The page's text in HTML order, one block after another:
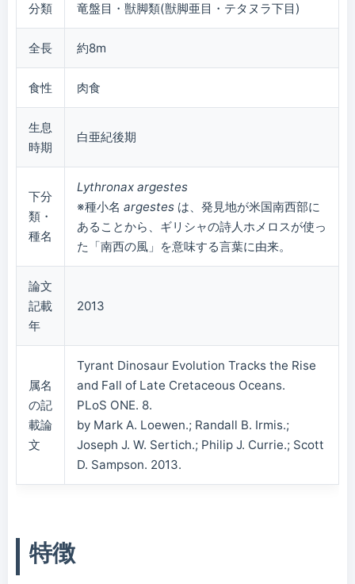
分類 竜盤目・獣脚類(獣脚亜目・テタヌラ下目)
全長 約8m
食性 肉食
生息
時期
白亜紀後期
下分
類・
種名
Lythronax argestes
※種小名 argestes は、発見地が米国南西部に
あることから、ギリシャの詩人ホメロスが使っ
た「南西の風」を意味する言葉に由来。
論文
記載
年
2013
属名
の記
載論
文
Tyrant Dinosaur Evolution Tracks the Rise
and Fall of Late Cretaceous Oceans.
PLoS ONE. 8.
by Mark A. Loewen.; Randall B. Irmis.;
Joseph J. W. Sertich.; Philip J. Currie.; Scott
D. Sampson. 2013.
特徴